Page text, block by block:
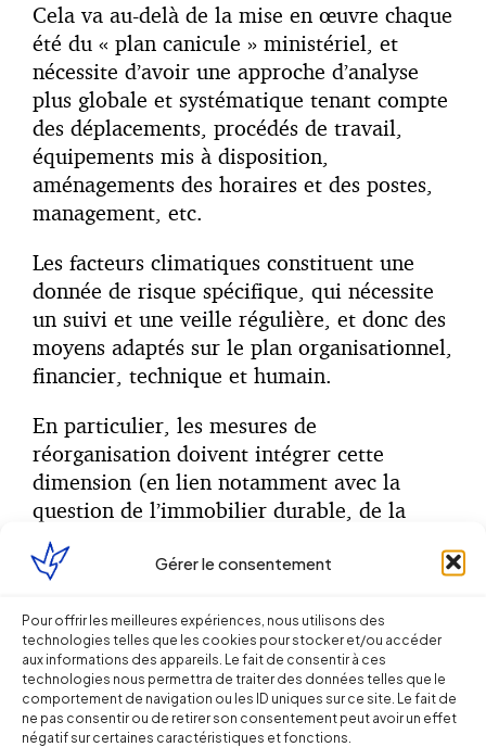
Gérer le consentement
Pour offrir les meilleures expériences, nous utilisons des
technologies telles que les cookies pour stocker et/ou accéder
aux informations des appareils. Le fait de consentir à ces
technologies nous permettra de traiter des données telles que le
comportement de navigation ou les ID uniques sur ce site. Le fait de
ne pas consentir ou de retirer son consentement peut avoir un effet
négatif sur certaines caractéristiques et fonctions.
Cela va au-delà de la mise en œuvre chaque
été du « plan canicule » ministériel, et
nécessite d’avoir une approche d’analyse
plus globale et systématique tenant compte
des déplacements, procédés de travail,
équipements mis à disposition,
aménagements des horaires et des postes,
management, etc.
Les facteurs climatiques constituent une
donnée de risque spécifique, qui nécessite
un suivi et une veille régulière, et donc des
moyens adaptés sur le plan organisationnel,
financier, technique et humain.
En particulier, les mesures de
réorganisation doivent intégrer cette
dimension (en lien notamment avec la
question de l’immobilier durable, de la
sobriété énergétique, de la sûreté et des
secours, etc.).
Même s’il est souvent difficile en pratique
de suivre un formalise strictement
conforme aux exigences (cf. mise à jour du
document unique, du PAPRIPACT ou du
plan d’action, des consignes, formation,